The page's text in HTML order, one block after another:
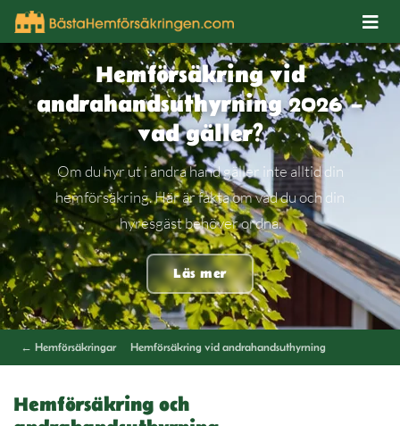
Hemförsäkring vid
andrahandsuthyrning 2026 –
vad gäller?
Om du hyr ut i andra hand gäller inte alltid din
hemförsäkring. Här är fakta om vad du och din
hyresgäst behöver ordna.
Läs mer
← Hemförsäkringar Hemförsäkring vid andrahandsuthyrning
Hemförsäkring och